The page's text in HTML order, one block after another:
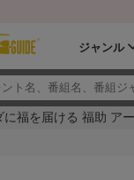
ジャンル
に福を届ける 福助 ア